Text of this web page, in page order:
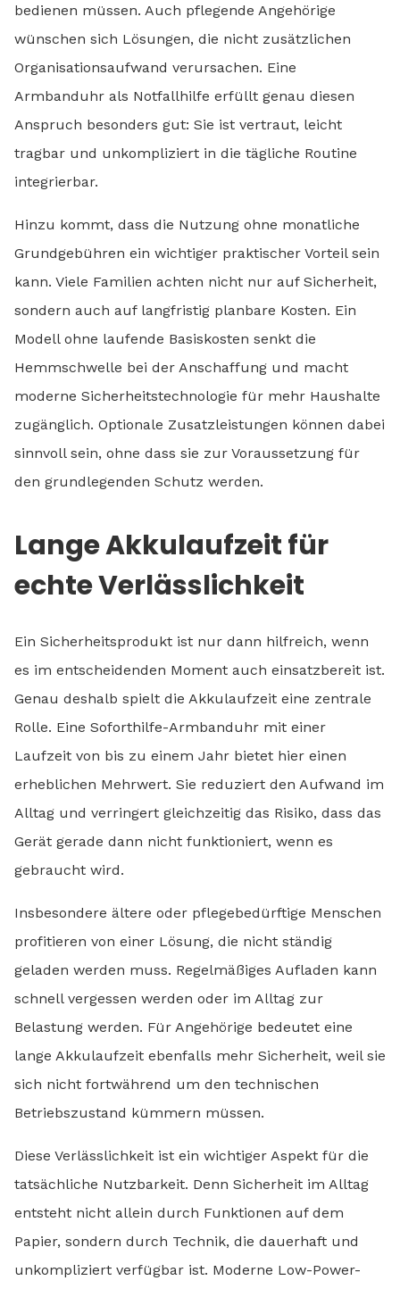
bedienen müssen. Auch pflegende Angehörige
wünschen sich Lösungen, die nicht zusätzlichen
Organisationsaufwand verursachen. Eine
Armbanduhr als Notfallhilfe erfüllt genau diesen
Anspruch besonders gut: Sie ist vertraut, leicht
tragbar und unkompliziert in die tägliche Routine
integrierbar.
Hinzu kommt, dass die Nutzung ohne monatliche
Grundgebühren ein wichtiger praktischer Vorteil sein
kann. Viele Familien achten nicht nur auf Sicherheit,
sondern auch auf langfristig planbare Kosten. Ein
Modell ohne laufende Basiskosten senkt die
Hemmschwelle bei der Anschaffung und macht
moderne Sicherheitstechnologie für mehr Haushalte
zugänglich. Optionale Zusatzleistungen können dabei
sinnvoll sein, ohne dass sie zur Voraussetzung für
den grundlegenden Schutz werden.
Lange Akkulaufzeit für
echte Verlässlichkeit
Ein Sicherheitsprodukt ist nur dann hilfreich, wenn
es im entscheidenden Moment auch einsatzbereit ist.
Genau deshalb spielt die Akkulaufzeit eine zentrale
Rolle. Eine Soforthilfe-Armbanduhr mit einer
Laufzeit von bis zu einem Jahr bietet hier einen
erheblichen Mehrwert. Sie reduziert den Aufwand im
Alltag und verringert gleichzeitig das Risiko, dass das
Gerät gerade dann nicht funktioniert, wenn es
gebraucht wird.
Insbesondere ältere oder pflegebedürftige Menschen
profitieren von einer Lösung, die nicht ständig
geladen werden muss. Regelmäßiges Aufladen kann
schnell vergessen werden oder im Alltag zur
Belastung werden. Für Angehörige bedeutet eine
lange Akkulaufzeit ebenfalls mehr Sicherheit, weil sie
sich nicht fortwährend um den technischen
Betriebszustand kümmern müssen.
Diese Verlässlichkeit ist ein wichtiger Aspekt für die
tatsächliche Nutzbarkeit. Denn Sicherheit im Alltag
entsteht nicht allein durch Funktionen auf dem
Papier, sondern durch Technik, die dauerhaft und
unkompliziert verfügbar ist. Moderne Low-Power-